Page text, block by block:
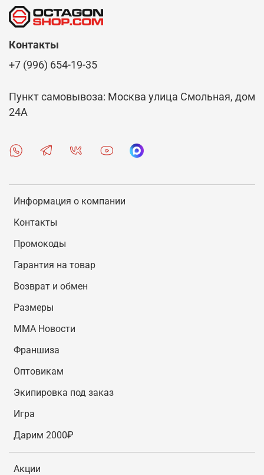
Информация о компании
Контакты
Промокоды
Гарантия на товар
Возврат и обмен
Размеры
MMA Новости
Франшиза
Оптовикам
Экипировка под заказ
Игра
Дарим 2000₽
Акции
Контакты
+7 (996) 654-19-35
Пункт самовывоза: Москва улица Смольная, дом
24А